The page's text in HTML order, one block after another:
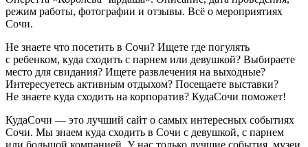
режим работы, фотографии и отзывы. Всё о мероприятиях
Сочи.
Не знаете что посетить в Сочи? Ищете где погулять
с ребенком, куда сходить с парнем или девушкой? Выбираете
место для свидания? Ищете развлечения на выходные?
Интересуетесь активным отдыхом? Посещаете выставки?
Не знаете куда сходить на корпоратив? КудаСочи поможет!
КудаСочи — это лучший сайт о самых интересных событиях
Сочи. Мы знаем куда сходить в Сочи с девушкой, с парнем
или большой компанией. У нас только лучшие события, музеи